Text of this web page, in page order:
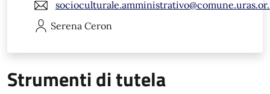
Serena Ceron
Strumenti di tutela